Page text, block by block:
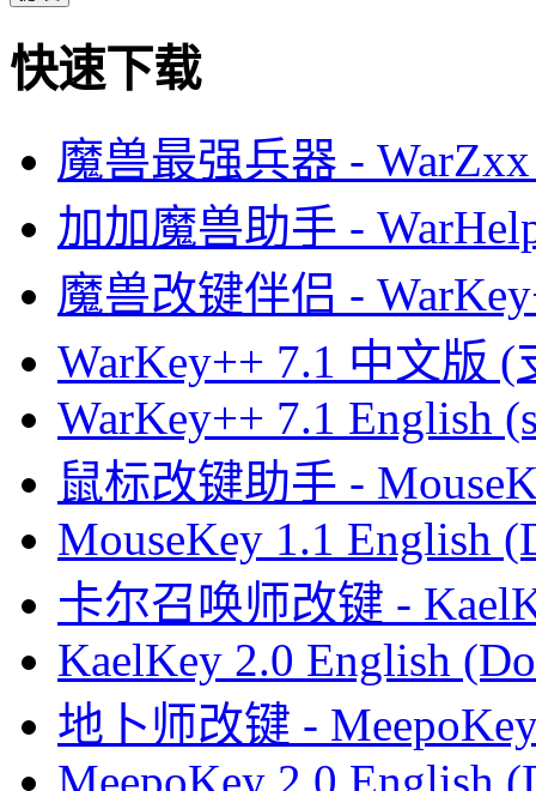
快速下载
魔兽最强兵器 -
加加魔兽助手 -
魔兽改键伴侣 -
WarKey++ 7.1 中文版 (
WarKey++ 7.1 English
鼠标改键助手 -
MouseKey 1.1 English
卡尔召唤师改键 -
KaelKey 2.0 English
地卜师改键 -